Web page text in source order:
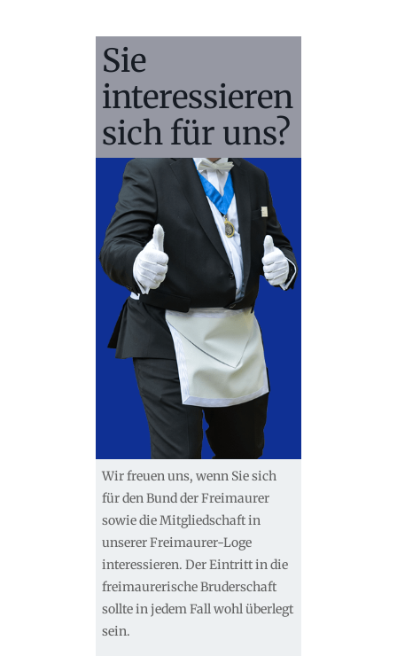
Sie
interessieren
sich für uns?
Wir freuen uns, wenn Sie sich
für den Bund der Freimaurer
sowie die Mitgliedschaft in
unserer Freimaurer-Loge
interessieren. Der Eintritt in die
freimaurerische Bruderschaft
sollte in jedem Fall wohl überlegt
sein.